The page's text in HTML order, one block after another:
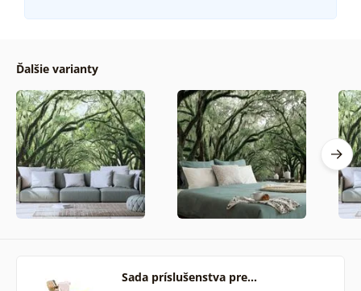
Ďalšie varianty
Sada príslušenstva pre…